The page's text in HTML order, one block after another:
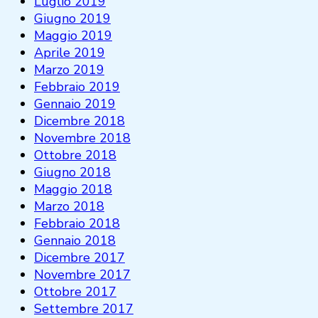
Giugno 2019
Maggio 2019
Aprile 2019
Marzo 2019
Febbraio 2019
Gennaio 2019
Dicembre 2018
Novembre 2018
Ottobre 2018
Giugno 2018
Maggio 2018
Marzo 2018
Febbraio 2018
Gennaio 2018
Dicembre 2017
Novembre 2017
Ottobre 2017
Settembre 2017